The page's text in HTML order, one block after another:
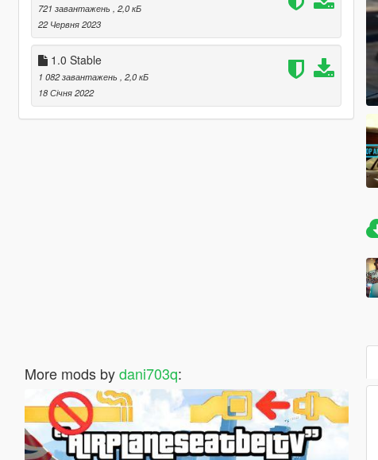
721 завантажень
, 2,0 кБ
22 Червня 2023
1.0 Stable
1 082 завантажень
, 2,0 кБ
18 Січня 2022
More mods bydani703q: